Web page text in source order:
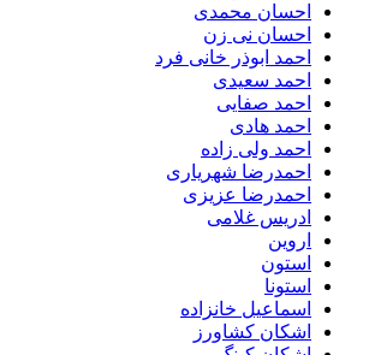
احسان محمدی
احسان نی زن
احمد ابوذر خانی فرد
احمد سعیدی
احمد صفایی
احمد هادی
احمد ولی زاده
احمدرضا شهریاری
احمدرضا عزیزی
ادریس غلامی
اروین
استون
استونا
اسماعیل خانزاده
اشکان کشاورز